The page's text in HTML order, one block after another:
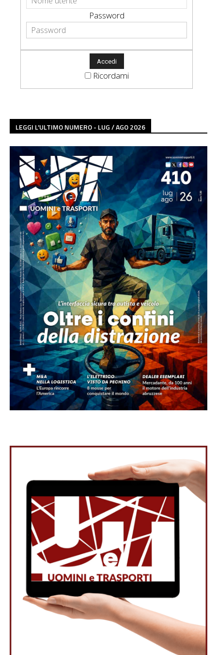
Password
Ricordami
LEGGI L'ULTIMO NUMERO - LUG / AGO 2026